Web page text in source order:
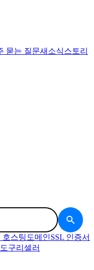
묻는 질문새소식스토리
호스팅 도메인SSL 인증서
구리셀러